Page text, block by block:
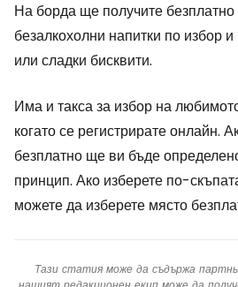
На борда ще получите безплатно
безалкохолни напитки по избор
или сладки бисквити.
Има и такса за избор на
когато се регистрирате онлайн.
безплатно ще ви бъде
принцип. Ако изберете по-
можете да изберете място
Тази статия може да съдържа